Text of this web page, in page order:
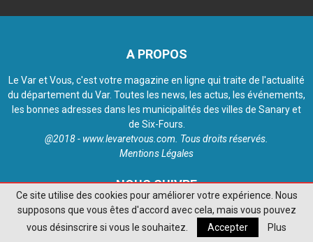
A PROPOS
Le Var et Vous, c'est votre magazine en ligne qui traite de l'actualité
du département du Var. Toutes les news, les actus, les événements,
les bonnes adresses dans les municipalités des villes de Sanary et
de Six-Fours.
@2018 - www.levaretvous.com. Tous droits réservés.
Mentions Légales
NOUS SUIVRE
Ce site utilise des cookies pour améliorer votre expérience. Nous
supposons que vous êtes d'accord avec cela, mais vous pouvez
vous désinscrire si vous le souhaitez.
Accepter Plus